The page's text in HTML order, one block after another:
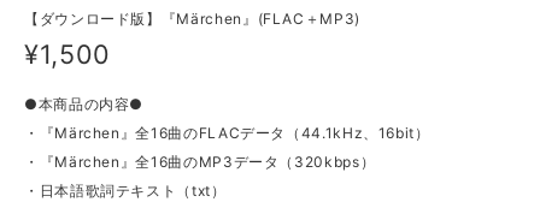
【ダウンロード版】『Märchen』(FLAC＋MP3)
¥1,500
●本商品の内容●
・『Märchen』全16曲のFLACデータ（44.1kHz、16bit）
・『Märchen』全16曲のMP3データ（320kbps）
・日本語歌詞テキスト（txt）